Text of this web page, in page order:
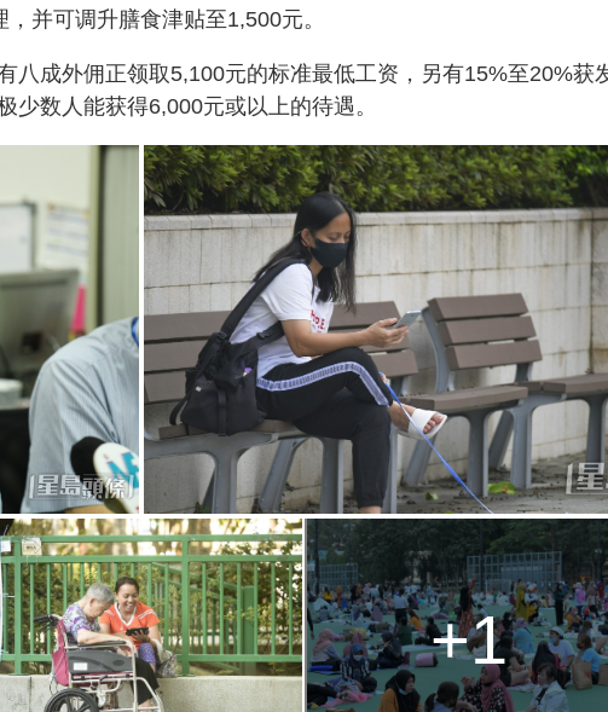
g
T
i
e
并可调升膳食津贴至1,500元。
八成外佣正领取5,100元的标准最低工资，另有15%至20%获
数人能获得6,000元或以上的待遇。
+1